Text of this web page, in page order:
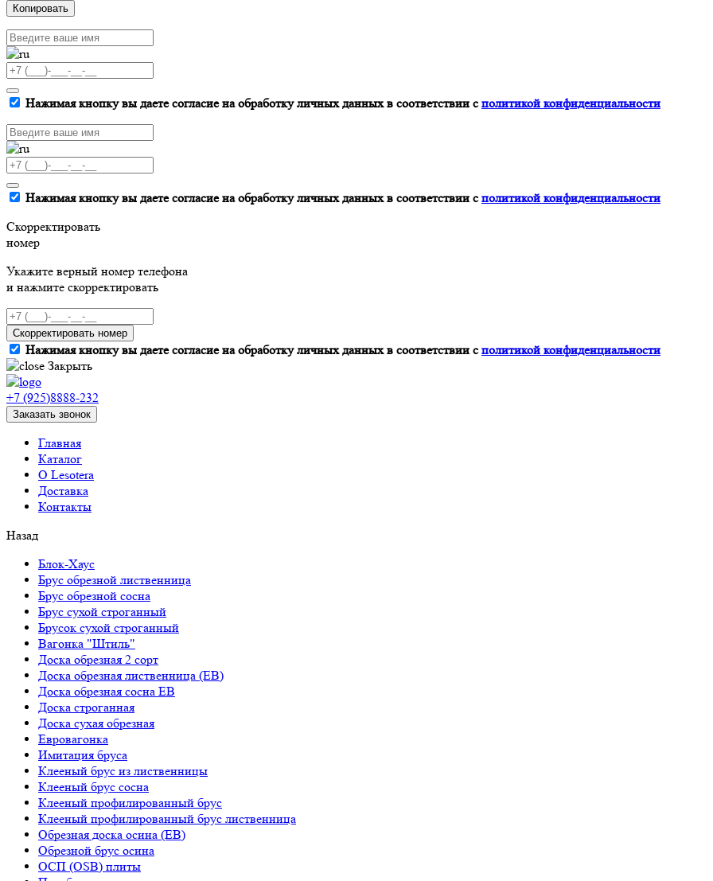
Копировать
Нажимая кнопку вы даете согласие на обработку личных данных в соответствии сполитикой конфиденциальности
Нажимая кнопку вы даете согласие на обработку личных данных в соответствии сполитикой конфиденциальности
Скорректировать
номер
Укажите верный номер телефона
и нажмите скорректировать
Скорректировать номер
Нажимая кнопку вы даете согласие на обработку личных данных в соответствии сполитикой конфиденциальности
Закрыть
+7 (925)8888-232
Заказать звонок
Главная
Каталог
О Lesotera
Доставка
Контакты
Назад
Блок-Хаус
Брус обрезной лиственница
Брус обрезной сосна
Брус сухой строганный
Брусок сухой строганный
Вагонка "Штиль"
Доска обрезная 2 сорт
Доска обрезная лиственница (ЕВ)
Доска обрезная сосна ЕВ
Доска строганная
Доска сухая обрезная
Евровагонка
Имитация бруса
Клееный брус из лиственницы
Клееный брус сосна
Клееный профилированный брус
Клееный профилированный брус лиственница
Обрезная доска осина (ЕВ)
Обрезной брус осина
ОСП (OSB) плиты